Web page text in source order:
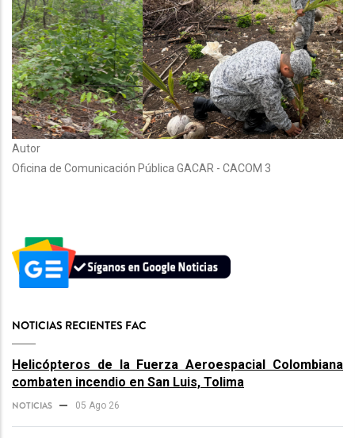
Autor
Oficina de Comunicación Pública GACAR - CACOM 3
NOTICIAS RECIENTES FAC
Helicópteros de la Fuerza Aeroespacial Colombiana
combaten incendio en San Luis, Tolima
NOTICIAS 05 Ago 26